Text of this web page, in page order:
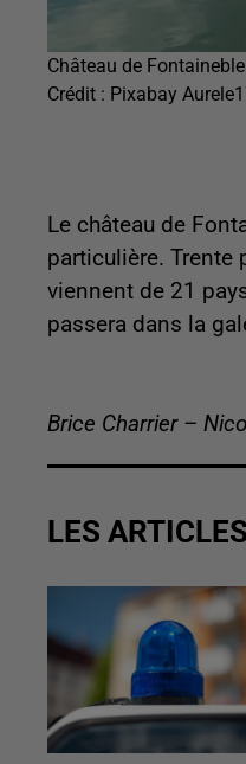
Château de
Crédit : Pixabay
Le château de
particulière. Trente
viennent de 21
passera dans la
Brice Charrier –
LES